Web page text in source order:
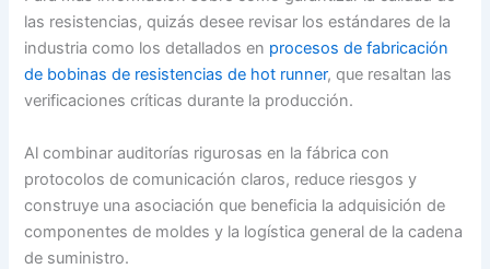
las resistencias, quizás desee revisar los estándares de la
industria como los detallados en procesos de fabricación
de bobinas de resistencias de hot runner, que resaltan las
verificaciones críticas durante la producción.
Al combinar auditorías rigurosas en la fábrica con
protocolos de comunicación claros, reduce riesgos y
construye una asociación que beneficia la adquisición de
componentes de moldes y la logística general de la cadena
de suministro.